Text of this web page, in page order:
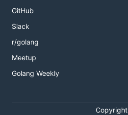
GitHub
Slack
r/golang
Meetup
Golang Weekly
Copyright